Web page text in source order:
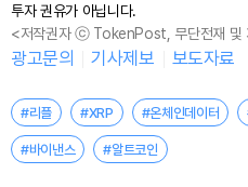
투자 권유가 아닙니다.
<저작권자 ⓒ TokenPost, 무단전재 및
광고문의 기사제보 보도자료
#리플 #XRP #온체인데이터
#바이낸스 #알트코인